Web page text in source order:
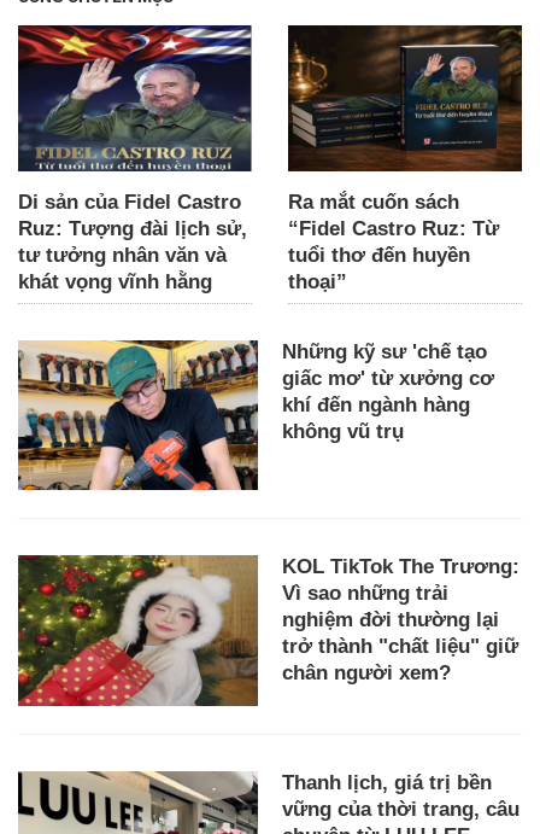
Di sản của Fidel Castro
Ruz: Tượng đài lịch sử,
tư tưởng nhân văn và
khát vọng vĩnh hằng
Ra mắt cuốn sách
“Fidel Castro Ruz: Từ
tuổi thơ đến huyền
thoại”
Những kỹ sư 'chế tạo
giấc mơ' từ xưởng cơ
khí đến ngành hàng
không vũ trụ
KOL TikTok The Trương:
Vì sao những trải
nghiệm đời thường lại
trở thành "chất liệu" giữ
chân người xem?
Thanh lịch, giá trị bền
vững của thời trang, câu